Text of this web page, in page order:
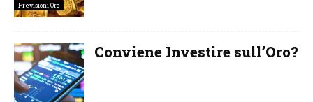
Previsioni Oro
Conviene Investire sull’Oro?